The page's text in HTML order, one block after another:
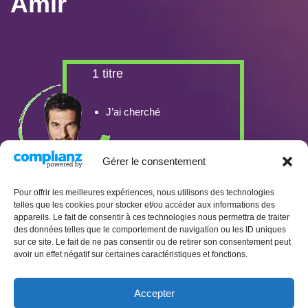
Gérer le consentement
Pour offrir les meilleures expériences, nous utilisons des technologies
telles que les cookies pour stocker et/ou accéder aux informations des
appareils. Le fait de consentir à ces technologies nous permettra de traiter
des données telles que le comportement de navigation ou les ID uniques
sur ce site. Le fait de ne pas consentir ou de retirer son consentement peut
avoir un effet négatif sur certaines caractéristiques et fonctions.
Accepter
1 titre
J’ai cherché